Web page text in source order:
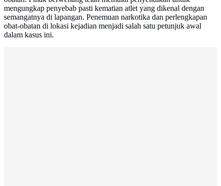
mengungkap penyebab pasti kematian atlet yang dikenal dengan
semangatnya di lapangan. Penemuan narkotika dan perlengkapan
obat-obatan di lokasi kejadian menjadi salah satu petunjuk awal
dalam kasus ini.